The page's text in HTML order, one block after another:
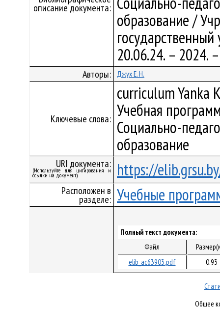
описание документа:
образование /
20.06.24. – 2024.
Авторы: Джух Е. Н.
Ключевые слова:
curriculum Yanka
Учебная
Социально-
образование
URI документа:
(Используйте для цитирования и
ссылки на документ) https://
Расположен в
разделе: Учебные
Полный текст документа:
Файл
elib_ac63903.pdf
0.93
Общее